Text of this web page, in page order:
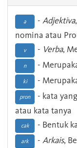
a - Adjektiva
nomina atau
v - Verba,
n -
ki -
pron
- kata
atau kata tanya
cak - Bentuk
ark - Arkais,